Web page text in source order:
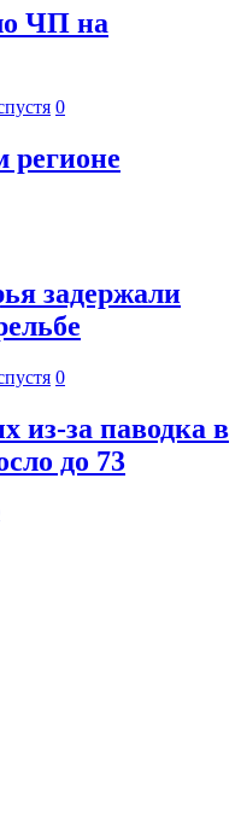
ЧП на
0
регионе
задержали
0
из-за паводка в
до 73